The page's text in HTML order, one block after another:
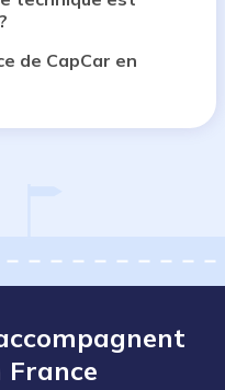
de CapCar en